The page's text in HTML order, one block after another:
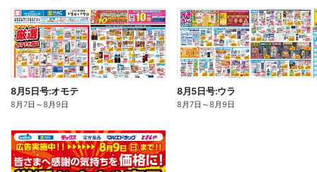
8月5日号:オモテ
8月7日 ～8月9日
8月5日号:ウラ
8月7日 ～8月9日